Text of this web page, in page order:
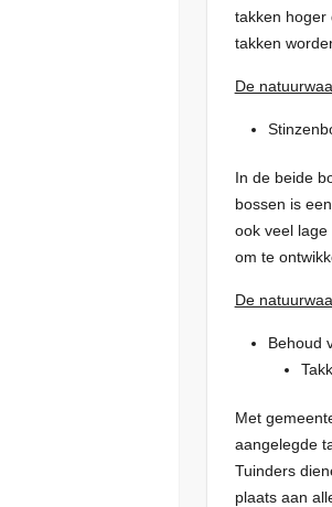
takken hoger
takken
De
In de beide
bossen is
ook veel
om te
De
Behoud
Met
aangelegde
Tuinders
plaats aan